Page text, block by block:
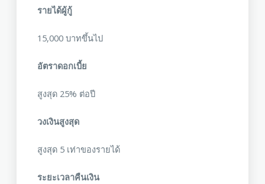
รายได้ผู้กู้
15,000 บาทขึ้นไป
อัตราดอกเบี้ย
สูงสุด 25% ต่อปี
วงเงินสูงสุด
สูงสุด 5 เท่าของรายได้
ระยะเวลาคืนเงิน